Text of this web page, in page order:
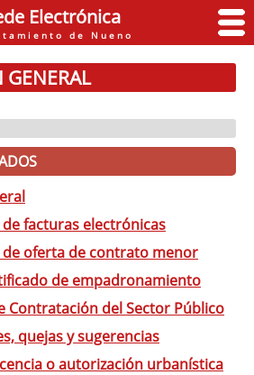
Electrónica
de Nueno
facturas electrónicas
oferta de contrato menor
de empadronamiento
Contratación del Sector Público
quejas y sugerencias
o autorización urbanística